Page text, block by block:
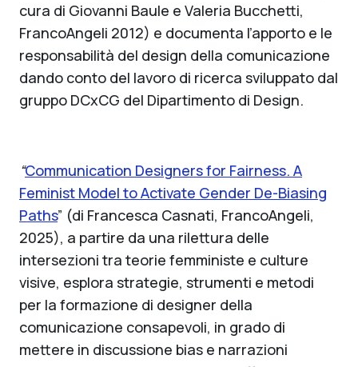
cura di Giovanni Baule e Valeria Bucchetti,
FrancoAngeli 2012) e documenta l’apporto e le
responsabilità del design della comunicazione
dando conto del lavoro di ricerca sviluppato dal
gruppo DCxCG del Dipartimento di Design.
“Communication Designers for Fairness. A
Feminist Model to Activate Gender De-Biasing
Paths” (di Francesca Casnati, FrancoAngeli,
2025), a partire da una rilettura delle
intersezioni tra teorie femministe e culture
visive, esplora strategie, strumenti e metodi
per la formazione di designer della
comunicazione consapevoli, in grado di
mettere in discussione bias e narrazioni